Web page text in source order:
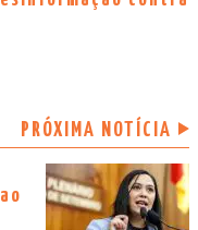
PRÓXIMA NOTÍCIA